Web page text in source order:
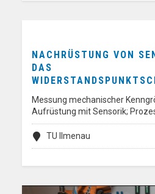
NACHRÜSTUNG VON
DAS
Messung mechanischer
Aufrüstung mit Sensorik;
TU Ilmenau